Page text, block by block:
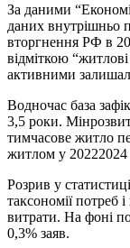
За даними
даних внутрішньо
вторгнення РФ в
відміткою
активними
Водночас база
3,5 роки.
тимчасове житло
житлом у 20222024
Розрив у
таксономії потреб
витрати. На фоні
0,3% заяв.